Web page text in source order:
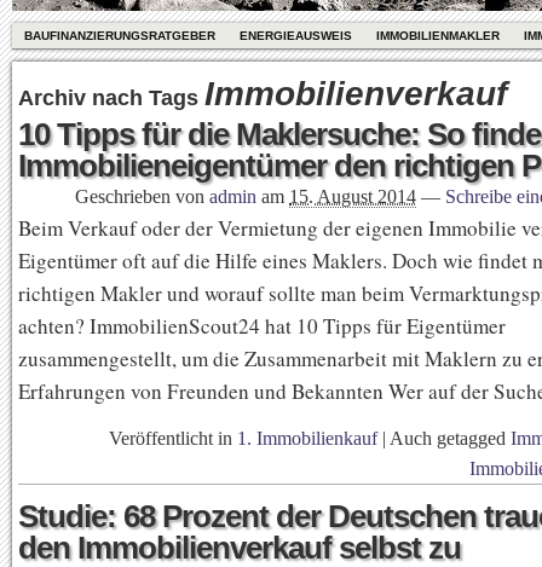
BAUFINANZIERUNGSRATGEBER ENERGIEAUSWEIS IMMOBILIENMAKLER
Archiv nach Tags Immobilienverkauf
10 Tipps für die Maklersuche: So
Immobilieneigentümer den richtigen
Geschrieben von admin am 15. August 2014 — Schreibe
Beim Verkauf oder der Vermietung der eigenen Immobilie
Eigentümer oft auf die Hilfe eines Maklers. Doch wie findet
richtigen Makler und worauf sollte man beim
achten? ImmobilienScout24 hat 10 Tipps für Eigentümer
zusammengestellt, um die Zusammenarbeit mit Maklern zu
Erfahrungen von Freunden und Bekannten Wer auf der
Veröffentlicht in 1. Immobilienkauf | Auch getagged
Studie: 68 Prozent der Deutschen
den Immobilienverkauf selbst zu